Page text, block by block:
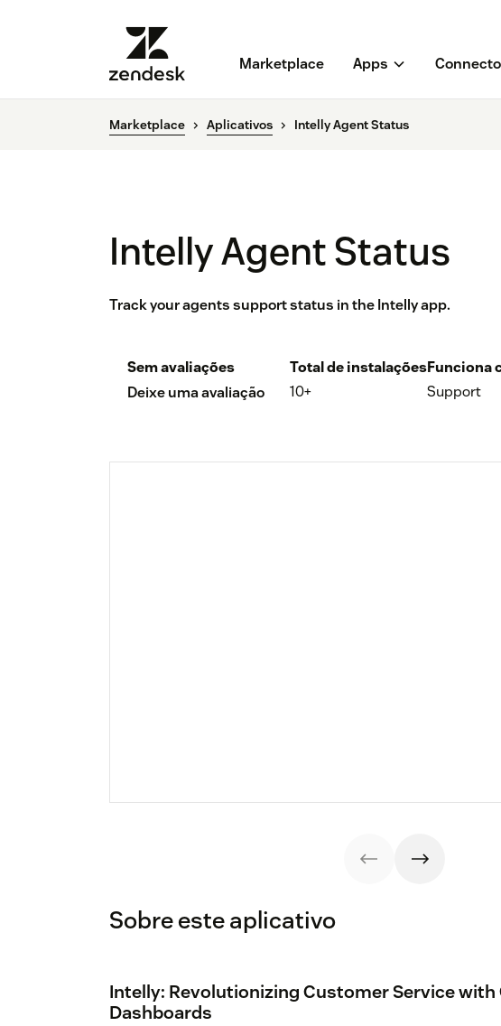
Marketplace Apps
Marketplace Aplicativos Intelly Agent Status
Intelly Agent Status
Track your agents support status in the Intelly app.
Sem avaliações
Deixe uma avaliação
Total de instalações
10+
Funciona
Support
Sobre este aplicativo
Intelly: Revolutionizing Customer Service with
Dashboards